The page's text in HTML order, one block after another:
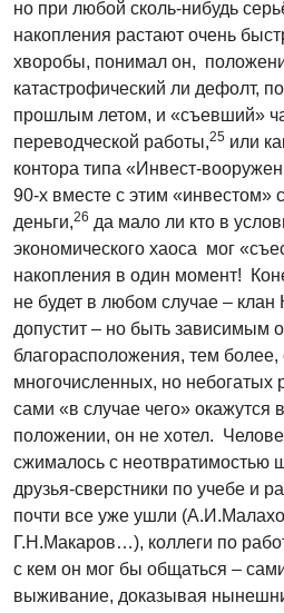
но при любой сколь-нибудь
накопления растают очень
хворобы, понимал он,
катастрофический ли дефолт,
прошлым летом, и «съевший»
переводческой работы,25 или
контора типа «Инвест-
90-х вместе с этим «инвестом»
деньги,26 да мало ли кто в
экономического хаоса мог
накопления в один момент!
не будет в любом случае – клан
допустит – но быть зависимым
благорасположения, тем
многочисленных, но небогатых
сами «в случае чего» окажутся
положении, он не хотел.
сжималось с неотвратимостью
друзья-сверстники по учебе и
почти все уже ушли
Г.Н.Макаров…), коллеги по
с кем он мог бы общаться –
выживание, доказывая